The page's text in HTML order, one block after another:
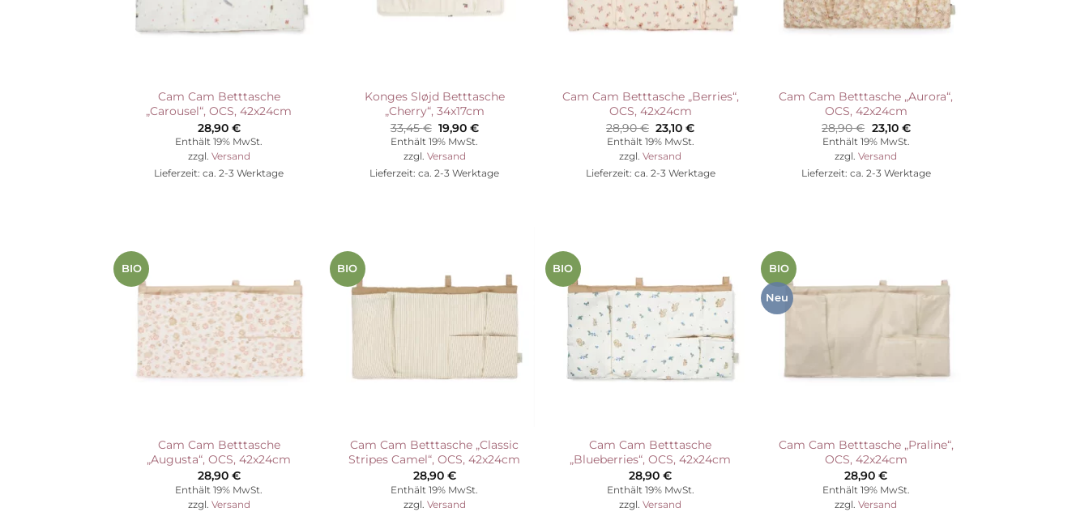
Cam Cam Betttasche
„Carousel“, OCS, 42x24cm
28,90 €
Enthält 19% MwSt.
zzgl. Versand
Lieferzeit: ca. 2-3 Werktage
Konges Sløjd Betttasche
„Cherry“, 34x17cm
33,45€ Ursprünglicher
Preis
war:
33,45 €
19,90€Aktueller
Enthält 19% MwSt.
zzgl. Versand
Lieferzeit: ca. 2-3 Werktage
Cam Cam Betttasche „Berries“,
OCS, 42x24cm
28,90€ Ursprünglicher
Preis
war:
28,90 €
23,10€Aktueller
Enthält 19% MwSt.
zzgl.Versand
Lieferzeit: ca. 2-3 Werktage
Cam Cam Betttasche „Aurora“,
OCS, 42x24cm
28,90€ Ursprünglicher
Preis
war:
28,90 €
23,10 €Aktueller
Enthält 19% MwSt.
zzgl.Versand
Lieferzeit: ca. 2-3 Werktage
BIO
Wunschliste
Cam Cam Betttasche
„Augusta“, OCS, 42x24cm
28,90 €
Enthält 19% MwSt.
zzgl. Versand
BIO
Auf die
Wunschliste
Cam Cam Betttasche „Classic
Stripes Camel“, OCS, 42x24cm
28,90 €
Enthält 19% MwSt.
zzgl. Versand
BIO
Wunschliste
Cam Cam Betttasche
„Blueberries“, OCS, 42x24cm
28,90€
Enthält 19% MwSt.
zzgl.Versand
BIO
Neu
Wunschliste
Cam Cam Betttasche „Praline“,
OCS, 42x24cm
28,90€
Enthält 19% MwSt.
zzgl.Versand